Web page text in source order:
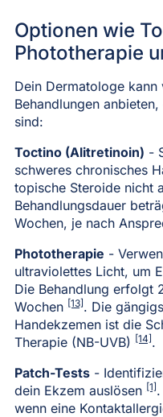
Optionen wie
Phototherapie
Dein Dermatologe
Behandlungen
sind:
Toctino (Alitretinoin) -
schweres chronisches
topische Steroide nicht
Behandlungsdauer
Wochen, je nach
Phototherapie -
ultraviolettes Licht, um
Die Behandlung erfolgt
Wochen [13] . Die
Handekzemen ist die
Therapie (NB-UVB) [14] .
Patch-Tests-
dein Ekzem auslösen [1]
wenn eine